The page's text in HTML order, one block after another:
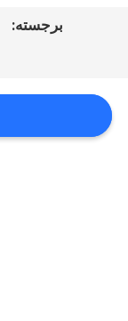
موارد
برجسته: